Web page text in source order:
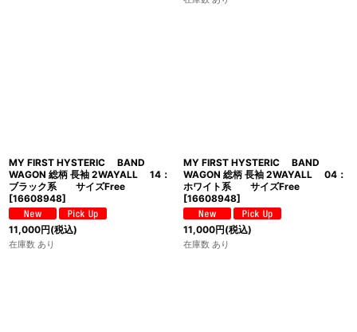
MY FIRST HYSTERIC BAND
WAGON 総柄 長袖 2WAYALL 14：
ブラック系 サイズFree
[16608948]
11,000円(税込)
在庫数 あり
MY FIRST HYSTERIC BAND
WAGON 総柄 長袖 2WAYALL 04：
ホワイト系 サイズFree
[16608948]
11,000円(税込)
在庫数 あり